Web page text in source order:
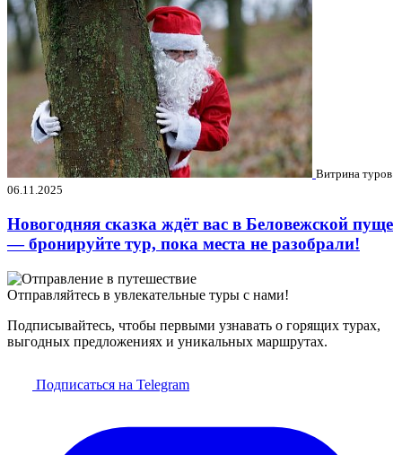
Витрина туров
06.11.2025
Новогодняя сказка ждёт вас в Беловежской пуще
— бронируйте тур, пока места не разобрали!
Отправляйтесь в увлекательные туры с нами!
Подписывайтесь, чтобы первыми узнавать о горящих турах,
выгодных предложениях и уникальных маршрутах.
Подписаться на Telegram